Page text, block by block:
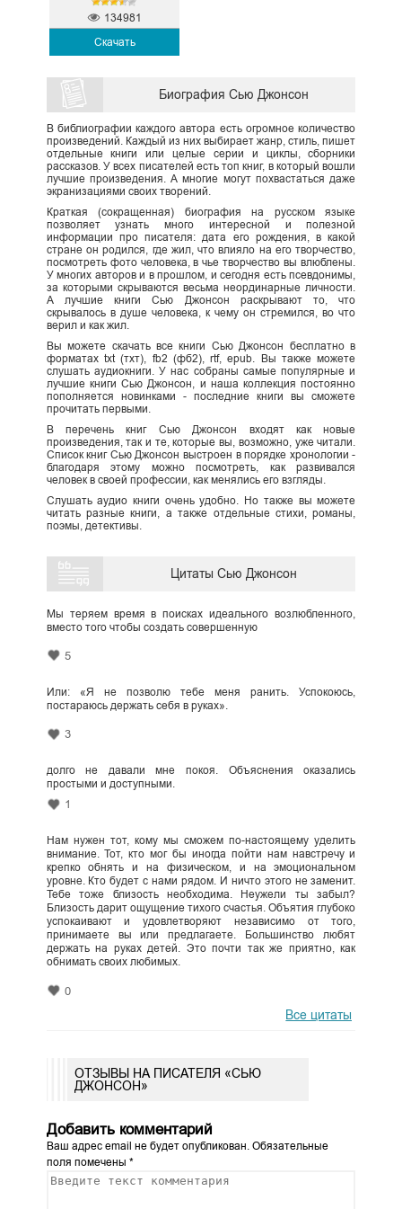
Скачать
134981
Биография Сью Джонсон
В библиографии каждого автора есть огромное количество
произведений. Каждый из них выбирает жанр, стиль, пишет
отдельные книги или целые серии и циклы, сборники
рассказов. У всех писателей есть топ книг, в который вошли
лучшие произведения. А многие могут похвастаться даже
экранизациями своих творений.
Краткая (сокращенная) биография на русском языке
позволяет узнать много интересной и полезной
информации про писателя: дата его рождения, в какой
стране он родился, где жил, что влияло на его творчество,
посмотреть фото человека, в чье творчество вы влюблены.
У многих авторов и в прошлом, и сегодня есть псевдонимы,
за которыми скрываются весьма неординарные личности.
А лучшие книги Сью Джонсон раскрывают то, что
скрывалось в душе человека, к чему он стремился, во что
верил и как жил.
Вы можете скачать все книги Сью Джонсон бесплатно в
форматах txt (тхт), fb2 (фб2), rtf, epub. Вы также можете
слушать аудиокниги. У нас собраны самые популярные и
лучшие книги Сью Джонсон, и наша коллекция постоянно
пополняется новинками - последние книги вы сможете
прочитать первыми.
В перечень книг Сью Джонсон входят как новые
произведения, так и те, которые вы, возможно, уже читали.
Список книг Сью Джонсон выстроен в порядке хронологии -
благодаря этому можно посмотреть, как развивался
человек в своей профессии, как менялись его взгляды.
Слушать аудио книги очень удобно. Но также вы можете
читать разные книги, а также отдельные стихи, романы,
поэмы, детективы.
Цитаты Сью Джонсон
Мы теряем время в поисках идеального возлюбленного,
вместо того чтобы создать совершенную
5
Или: «Я не позволю тебе меня ранить. Успокоюсь,
постараюсь держать себя в руках».
3
долго не давали мне покоя. Объяснения оказались
простыми и доступными.
1
Нам нужен тот, кому мы сможем по-настоящему уделить
внимание. Тот, кто мог бы иногда пойти нам навстречу и
крепко обнять и на физическом, и на эмоциональном
уровне. Кто будет с нами рядом. И ничто этого не заменит.
Тебе тоже близость необходима. Неужели ты забыл?
Близость дарит ощущение тихого счастья. Объятия глубоко
успокаивают и удовлетворяют независимо от того,
принимаете вы или предлагаете. Большинство любят
держать на руках детей. Это почти так же приятно, как
обнимать своих любимых.
0
Все цитаты
ОТЗЫВЫ НА ПИСАТЕЛЯ «СЬЮ
ДЖОНСОН»
Добавить комментарий
Ваш адрес email не будет опубликован.Обязательные
поля помечены *